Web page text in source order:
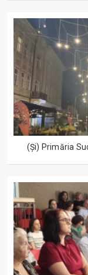
(Și) Primăria